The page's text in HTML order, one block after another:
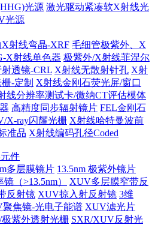
光源 激光驱动紧凑软X射线光
光源
X射线弯晶-XRF 毛细管极紫外、X
X射线单色器 极紫外/X射线菲涅尔
透镜-CRL X射线无散射针孔 X射
-定制 X射线金刚石荧光屏/窗口
线分辨率测试卡/微纳CT评估模体
高精度同步辐射镜片 FEL金刚石
X-ray闪耀光栅 X射线哈特曼波前
准品 X射线编码孔径Coded
件
多层膜镜片 13.5nm 极紫外镜片
（>13.5nm）
XUV多层膜窄带反
反射镜 XUV掠入射反射镜 3维
聚焦镜-光电子能谱 XUV滤光片
紫外透射光栅 SXR/XUV反射光